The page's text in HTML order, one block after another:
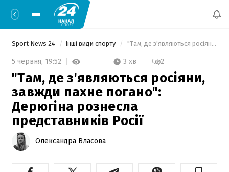
Sport News 24 Інші види спорту "Там, де з'являються росіяни, завжди пахне погано": Дерюгіна рознесла представників Росії
5 червня, 19:52 3 хв 2
"Там, де з'являються росіяни,
завжди пахне погано":
Дерюгіна рознесла
представників Росії
Олександра Власова